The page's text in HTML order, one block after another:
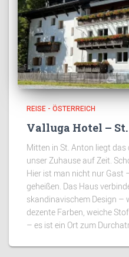
REISE - ÖSTERREICH
Valluga Hotel –
Mitten in St. Anton liegt das
unser Zuhause auf Zeit.
Hier ist man nicht nur Gast
geheißen. Das Haus
skandinavischem Design –
dezente Farben, weiche
– es ist ein Ort zum